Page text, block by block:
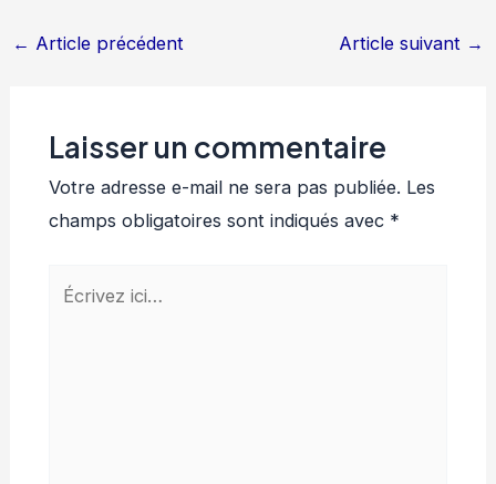
← Article précédent Article suivant →
Laisser un commentaire
Votre adresse e-mail ne sera pas publiée. Les
champs obligatoires sont indiqués avec *
Écrivez